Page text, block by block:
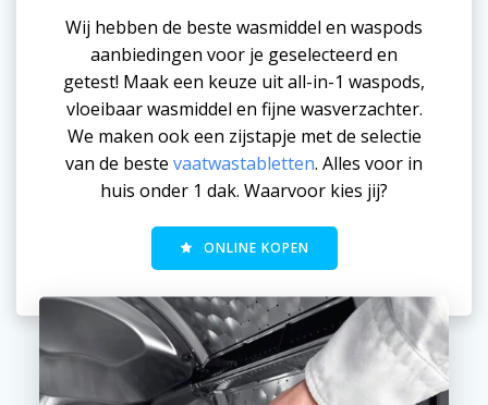
Wij hebben de beste wasmiddel en waspods
aanbiedingen voor je geselecteerd en
getest! Maak een keuze uit all-in-1 waspods,
vloeibaar wasmiddel en fijne wasverzachter.
We maken ook een zijstapje met de selectie
van de beste vaatwastabletten. Alles voor in
huis onder 1 dak. Waarvoor kies jij?
ONLINE KOPEN